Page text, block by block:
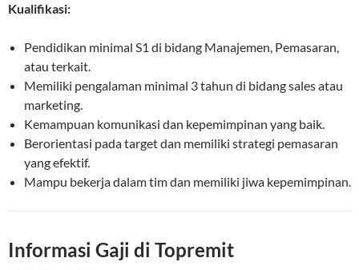
Kualifikasi:
Pendidikan minimal S1 di bidang Manajemen, Pemasaran,
atau terkait.
Memiliki pengalaman minimal 3 tahun di bidang sales atau
marketing.
Kemampuan komunikasi dan kepemimpinan yang baik.
Berorientasi pada target dan memiliki strategi pemasaran
yang efektif.
Mampu bekerja dalam tim dan memiliki jiwa kepemimpinan.
Informasi Gaji di Topremit